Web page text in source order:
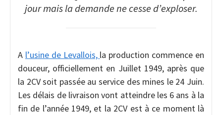
jour mais la demande ne cesse d’exploser.
A l’usine de Levallois, la production commence en
douceur, officiellement en Juillet 1949, après que
la 2CV soit passée au service des mines le 24 Juin.
Les délais de livraison vont atteindre les 6 ans à la
fin de l’année 1949, et la 2CV est à ce moment là